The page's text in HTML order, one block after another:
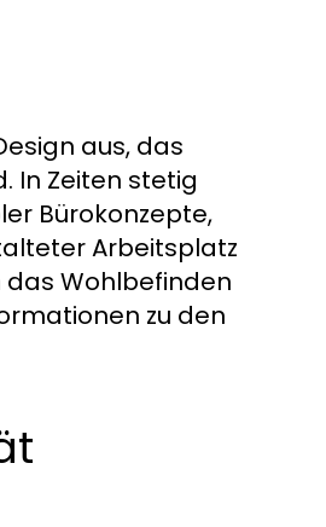
aus, das
In Zeiten stetig
Bürokonzepte,
Arbeitsplatz
Wohlbefinden
zu den